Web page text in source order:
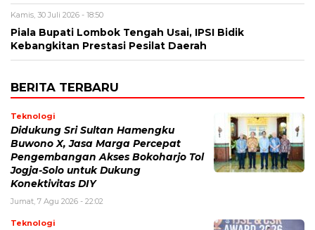
Kamis, 30 Juli 2026 - 18:50
Piala Bupati Lombok Tengah Usai, IPSI Bidik
Kebangkitan Prestasi Pesilat Daerah
BERITA TERBARU
Teknologi
Didukung Sri Sultan Hamengku
Buwono X, Jasa Marga Percepat
Pengembangan Akses Bokoharjo Tol
Jogja-Solo untuk Dukung
Konektivitas DIY
Jumat, 7 Agu 2026 - 22:02
Teknologi